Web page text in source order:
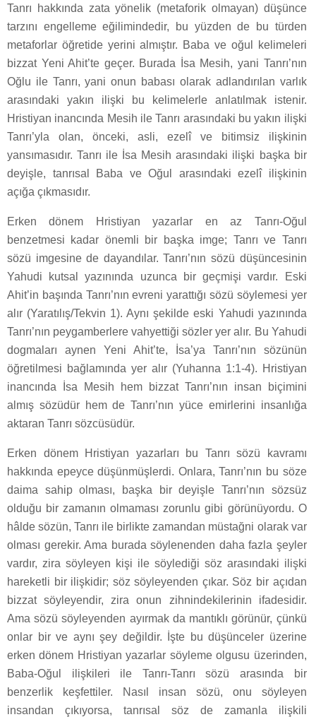
Tanrı hakkında zata yönelik (metaforik olmayan) düşünce
tarzını engelleme eğilimindedir, bu yüzden de bu türden
metaforlar öğretide yerini almıştır. Baba ve oğul kelimeleri
bizzat Yeni Ahit’te geçer. Burada İsa Mesih, yani Tanrı’nın
Oğlu ile Tanrı, yani onun babası olarak adlandırılan varlık
arasındaki yakın ilişki bu kelimelerle anlatılmak istenir.
Hristiyan inancında Mesih ile Tanrı arasındaki bu yakın ilişki
Tanrı’yla olan, önceki, asli, ezelî ve bitimsiz ilişkinin
yansımasıdır. Tanrı ile İsa Mesih arasındaki ilişki başka bir
deyişle, tanrısal Baba ve Oğul arasındaki ezelî ilişkinin
açığa çıkmasıdır.
Erken dönem Hristiyan yazarlar en az Tanrı-Oğul
benzetmesi kadar önemli bir başka imge; Tanrı ve Tanrı
sözü imgesine de dayandılar. Tanrı’nın sözü düşüncesinin
Yahudi kutsal yazınında uzunca bir geçmişi vardır. Eski
Ahit’in başında Tanrı’nın evreni yarattığı sözü söylemesi yer
alır (Yaratılış/Tekvin 1). Aynı şekilde eski Yahudi yazınında
Tanrı’nın peygamberlere vahyettiği sözler yer alır. Bu Yahudi
dogmaları aynen Yeni Ahit’te, İsa’ya Tanrı’nın sözünün
öğretilmesi bağlamında yer alır (Yuhanna 1:1-4). Hristiyan
inancında İsa Mesih hem bizzat Tanrı’nın insan biçimini
almış sözüdür hem de Tanrı’nın yüce emirlerini insanlığa
aktaran Tanrı sözcüsüdür.
Erken dönem Hristiyan yazarları bu Tanrı sözü kavramı
hakkında epeyce düşünmüşlerdi. Onlara, Tanrı’nın bu söze
daima sahip olması, başka bir deyişle Tanrı’nın sözsüz
olduğu bir zamanın olmaması zorunlu gibi görünüyordu. O
hâlde sözün, Tanrı ile birlikte zamandan müstağni olarak var
olması gerekir. Ama burada söylenenden daha fazla şeyler
vardır, zira söyleyen kişi ile söylediği söz arasındaki ilişki
hareketli bir ilişkidir; söz söyleyenden çıkar. Söz bir açıdan
bizzat söyleyendir, zira onun zihnindekilerinin ifadesidir.
Ama sözü söyleyenden ayırmak da mantıklı görünür, çünkü
onlar bir ve aynı şey değildir. İşte bu düşünceler üzerine
erken dönem Hristiyan yazarlar söyleme olgusu üzerinden,
Baba-Oğul ilişkileri ile Tanrı-Tanrı sözü arasında bir
benzerlik keşfettiler. Nasıl insan sözü, onu söyleyen
insandan çıkıyorsa, tanrısal söz de zamanla ilişkili